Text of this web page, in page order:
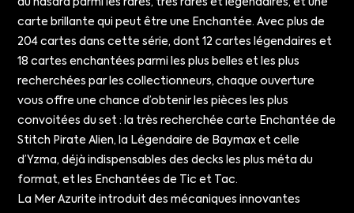
au hasard parmi les rares, très rares et légendaires, et une
carte brillante qui peut être une Enchantée. Avec plus de
204 cartes dans cette série, dont 12 cartes légendaires et
18 cartes enchantées parmi les plus belles et les plus
recherchées par les collectionneurs, chaque ouverture
vous offre une chance d’obtenir les pièces les plus
convoitées du set : la très recherchée carte Enchantée de
Stitch Pirate Alien, la Légendaire de Baymax et celle
d’Yzma, déjà indispensables des decks les plus méta du
format, et les Enchantées de Tic et Tac.
La Mer Azurite introduit des mécaniques innovantes